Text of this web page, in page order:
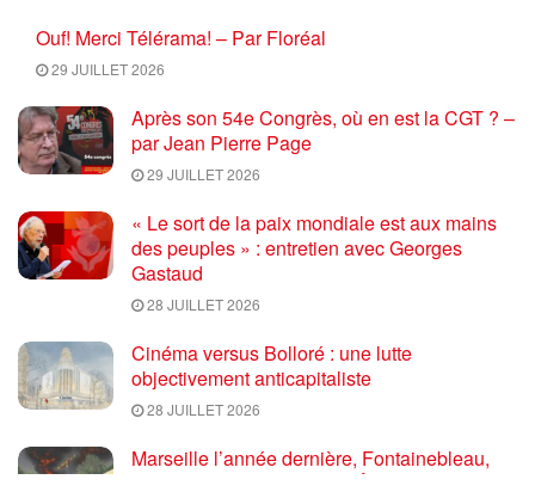
Ouf! Merci Télérama! – Par Floréal
29 JUILLET 2026
Après son 54e Congrès, où en est la CGT ? –
par Jean Pierre Page
29 JUILLET 2026
« Le sort de la paix mondiale est aux mains
des peuples » : entretien avec Georges
Gastaud
28 JUILLET 2026
Cinéma versus Bolloré : une lutte
objectivement anticapitaliste
28 JUILLET 2026
Marseille l’année dernière, Fontainebleau,
Arcachon, la Drôme et les Écrins cette année